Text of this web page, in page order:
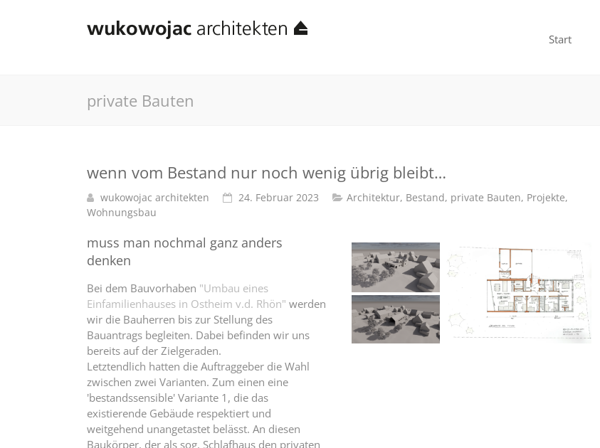
Start
private Bauten
wenn vom Bestand nur noch wenig übrig bleibt…
wukowojac architekten 24. Februar 2023 Architektur, Bestand, private Bauten, Projekte,
Wohnungsbau
muss man nochmal ganz anders
denken
Bei dem Bauvorhaben "Umbau eines
Einfamilienhauses in Ostheim v.d. Rhön" werden
wir die Bauherren bis zur Stellung des
Bauantrags begleiten. Dabei befinden wir uns
bereits auf der Zielgeraden.
Letztendlich hatten die Auftraggeber die Wahl
zwischen zwei Varianten. Zum einen eine
'bestandssensible' Variante 1, die das
existierende Gebäude respektiert und
weitgehend unangetastet belässt. An diesen
Baukörper, der als sog. Schlafhaus den privaten